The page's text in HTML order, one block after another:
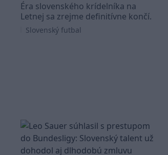
Éra slovenského krídelníka na
Letnej sa zrejme definitívne končí.
Slovenský futbal